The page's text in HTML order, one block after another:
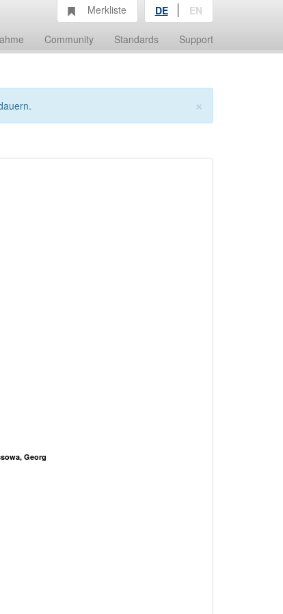
Community Standards Support
Merkliste DE EN
×
Georg